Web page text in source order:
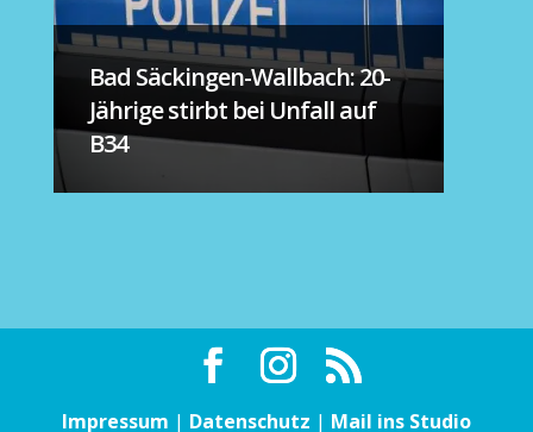
Bad Säckingen-Wallbach: 20-
Jährige stirbt bei Unfall auf
B34
Impressum | Datenschutz | Mail ins Studio